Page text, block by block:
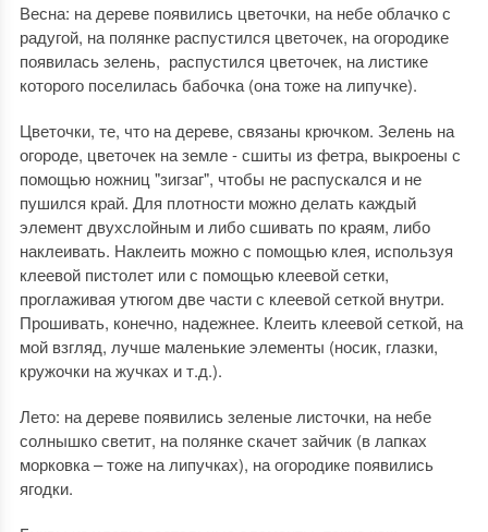
Весна: на дереве появились цветочки, на небе облачко с
радугой, на полянке распустился цветочек, на огородике
появилась зелень, распустился цветочек, на листике
которого поселилась бабочка (она тоже на липучке).
Цветочки, те, что на дереве, связаны крючком. Зелень на
огороде, цветочек на земле - сшиты из фетра, выкроены с
помощью ножниц "зигзаг", чтобы не распускался и не
пушился край. Для плотности можно делать каждый
элемент двухслойным и либо сшивать по краям, либо
наклеивать. Наклеить можно с помощью клея, используя
клеевой пистолет или с помощью клеевой сетки,
проглаживая утюгом две части с клеевой сеткой внутри.
Прошивать, конечно, надежнее. Клеить клеевой сеткой, на
мой взгляд, лучше маленькие элементы (носик, глазки,
кружочки на жучках и т.д.).
Лето: на дереве появились зеленые листочки, на небе
солнышко светит, на полянке скачет зайчик (в лапках
морковка – тоже на липучках), на огородике появились
ягодки.